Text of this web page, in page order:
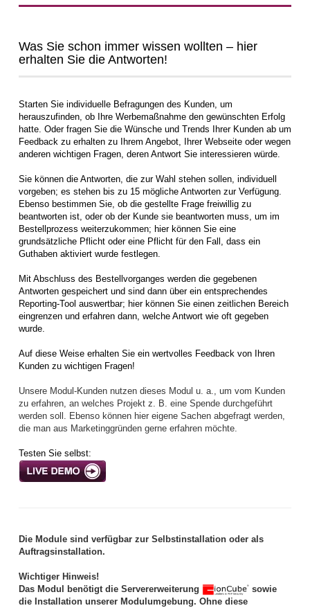
Was Sie schon immer wissen wollten – hier
erhalten Sie die Antworten!
Starten Sie individuelle Befragungen des Kunden, um
herauszufinden, ob Ihre Werbemaßnahme den gewünschten Erfolg
hatte. Oder fragen Sie die Wünsche und Trends Ihrer Kunden ab um
Feedback zu erhalten zu Ihrem Angebot, Ihrer Webseite oder wegen
anderen wichtigen Fragen, deren Antwort Sie interessieren würde.
Sie können die Antworten, die zur Wahl stehen sollen, individuell
vorgeben; es stehen bis zu 15 mögliche Antworten zur Verfügung.
Ebenso bestimmen Sie, ob die gestellte Frage freiwillig zu
beantworten ist, oder ob der Kunde sie beantworten muss, um im
Bestellprozess weiterzukommen; hier können Sie eine
grundsätzliche Pflicht oder eine Pflicht für den Fall, dass ein
Guthaben aktiviert wurde festlegen.
Mit Abschluss des Bestellvorganges werden die gegebenen
Antworten gespeichert und sind dann über ein entsprechendes
Reporting-Tool auswertbar; hier können Sie einen zeitlichen Bereich
eingrenzen und erfahren dann, welche Antwort wie oft gegeben
wurde.
Auf diese Weise erhalten Sie ein wertvolles Feedback von Ihren
Kunden zu wichtigen Fragen!
Unsere Modul-Kunden nutzen dieses Modul u. a., um vom Kunden
zu erfahren, an welches Projekt z. B. eine Spende durchgeführt
werden soll. Ebenso können hier eigene Sachen abgefragt werden,
die man aus Marketinggründen gerne erfahren möchte.
Testen Sie selbst:
Die Module sind verfügbar zur Selbstinstallation oder als
Auftragsinstallation.
Wichtiger Hinweis!
Das Modul benötigt die Servererweiterung
sowie
die Installation unserer Modulumgebung. Ohne diese